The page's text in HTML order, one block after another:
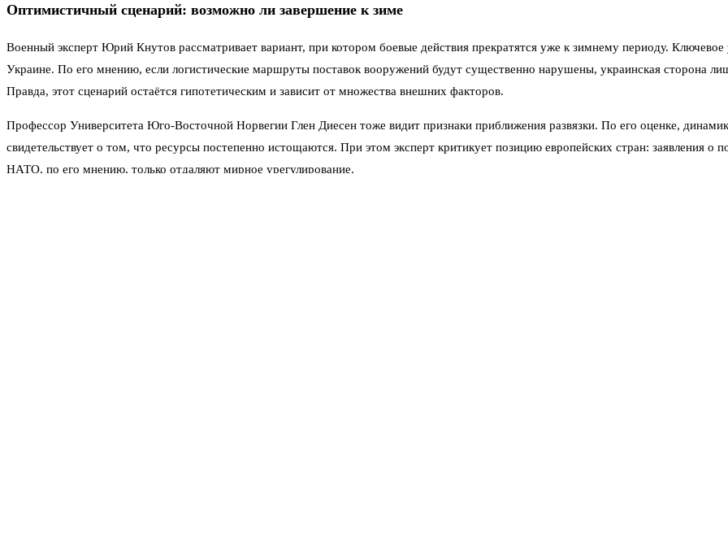
Оптимистичный сценарий: возможно ли завершение к зиме
Военный эксперт Юрий Кнутов рассматривает вариант, при котором боевые действия прекратятся уже к зимнему периоду.
Украине. По его мнению, если логистические маршруты поставок вооружений будут существенно нарушены, украинская сторона
Правда, этот сценарий остаётся гипотетическим и зависит от множества внешних факторов.
Профессор Университета Юго-Восточной Норвегии Глен Диесен тоже видит признаки приближения развязки. По его оценке,
свидетельствует о том, что ресурсы постепенно истощаются. При этом эксперт критикует позицию европейских стран: заявления
НАТО, по его мнению, только отдаляют мирное урегулирование.